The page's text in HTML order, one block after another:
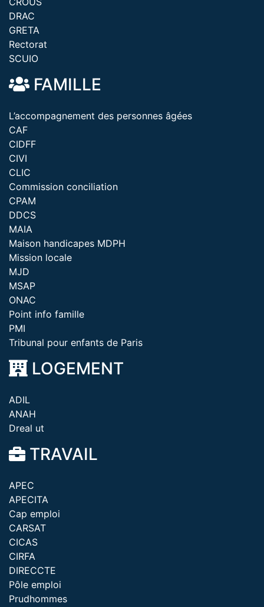
DRAC
GRETA
Rectorat
SCUIO
FAMILLE
L’accompagnement des personnes âgées
CAF
CIDFF
CIVI
CLIC
Commission conciliation
CPAM
DDCS
MAIA
Maison handicapes MDPH
Mission locale
MJD
MSAP
ONAC
Point info famille
PMI
Tribunal pour enfants de Paris
LOGEMENT
ADIL
ANAH
Dreal ut
TRAVAIL
APEC
APECITA
Cap emploi
CARSAT
CICAS
CIRFA
DIRECCTE
Pôle emploi
Prudhommes